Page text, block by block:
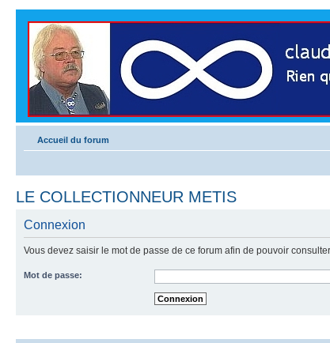
Accueil du forum
LE COLLECTIONNEUR METIS
Connexion
Vous devez saisir le mot de passe de ce forum afin de pouvoir
Mot de passe: